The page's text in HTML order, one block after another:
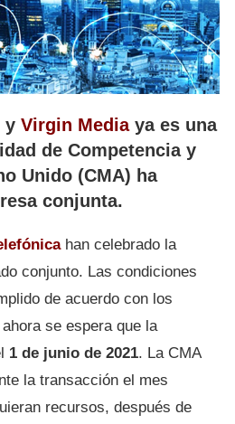
y Virgin Mediaya es una
de Competencia y
Unido (CMA) ha
conjunta.
han celebrado la
conjunto. Las condiciones
de acuerdo con los
se espera que la
1 de junio de 2021. La CMA
la transacción el mes
recursos, después de